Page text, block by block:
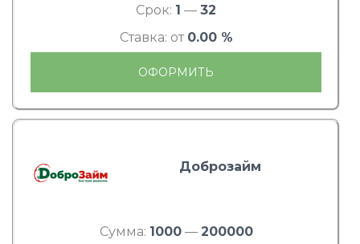
Срок: 1 — 32
Ставка: от 0.00 %
ОФОРМИТЬ
Доброзайм
Сумма: 1000— 200000